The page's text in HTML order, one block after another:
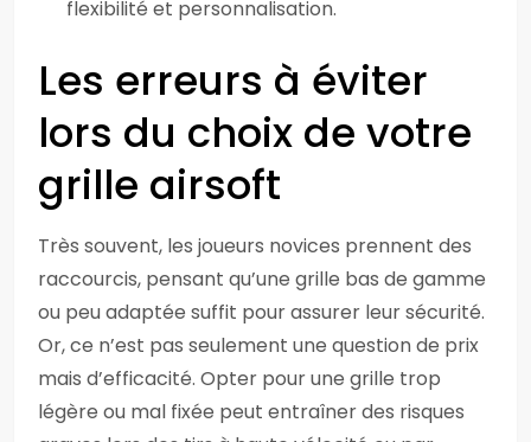
flexibilité et personnalisation.
Les erreurs à éviter
lors du choix de votre
grille airsoft
Très souvent, les joueurs novices prennent des
raccourcis, pensant qu’une grille bas de gamme
ou peu adaptée suffit pour assurer leur sécurité.
Or, ce n’est pas seulement une question de prix
mais d’efficacité. Opter pour une grille trop
légère ou mal fixée peut entraîner des risques